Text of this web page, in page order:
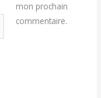
mon prochain
commentaire.